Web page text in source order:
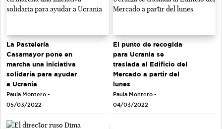
La Pastelería
Casamayor pone en
marcha una iniciativa
solidaria para ayudar
a Ucrania
Paula Montero -
05/03/2022
El punto de recogida
para Ucrania se
traslada al Edificio del
Mercado a partir del
lunes
Paula Montero -
04/03/2022